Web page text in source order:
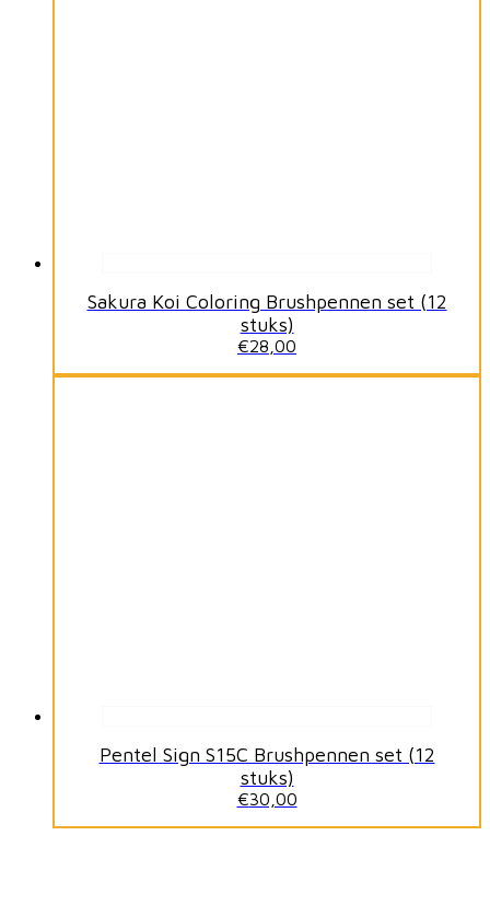
Sakura Koi Coloring Brushpennen set (12
stuks)
€28,00
Pentel Sign S15C Brushpennen set (12
stuks)
€30,00